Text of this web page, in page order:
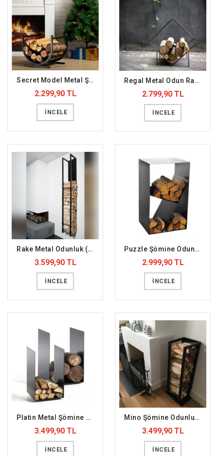
Secret Model Metal Şömine Odunluğu (DFFODN10)
2.299,90 TL
İNCELE
Regal Metal Odun Rafı (DFFODN9)
2.799,90 TL
İNCELE
Rake Metal Odunluk (DFFODN8)
3.599,90 TL
İNCELE
Puzzle Şömine Odunluk (DFFODN7)
2.999,90 TL
İNCELE
Platin Metal Şömine Odunluk (DFFODN6)
3.499,90 TL
İNCELE
Mino Şömine Odunluk (DFFODN5)
3.499,90 TL
İNCELE